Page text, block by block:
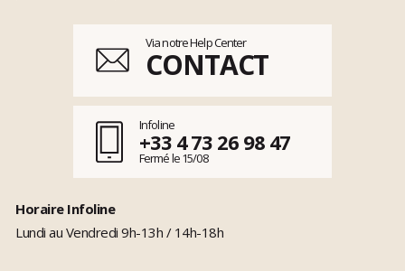
Via notre Help Center
CONTACT
Infoline
+33 4 73 26 98 47
Fermé le 15/08
Horaire Infoline
Lundi au Vendredi 9h-13h / 14h-18h